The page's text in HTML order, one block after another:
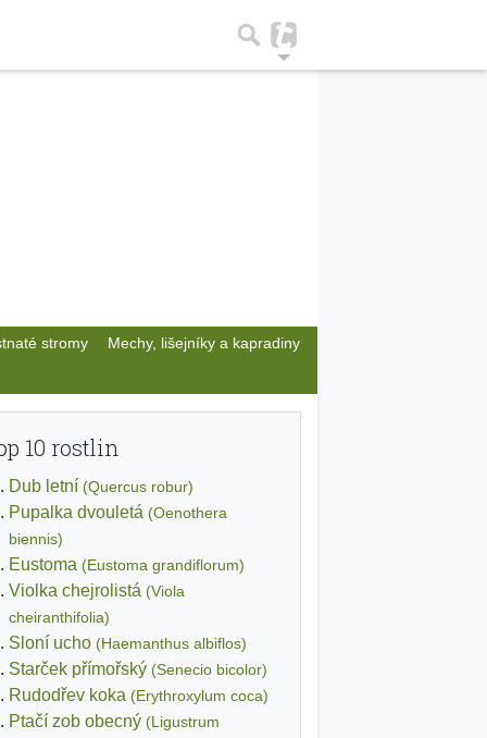
stromy Mechy, lišejníky a kapradiny
10 rostlin
Dub letní (Quercus robur)
Pupalka dvouletá (Oenothera
biennis)
Eustoma (Eustoma grandiflorum)
Violka chejrolistá (Viola
cheiranthifolia)
Sloní ucho (Haemanthus albiflos)
Starček přímořský (Senecio bicolor)
Rudodřev koka (Erythroxylum coca)
Ptačí zob obecný (Ligustrum